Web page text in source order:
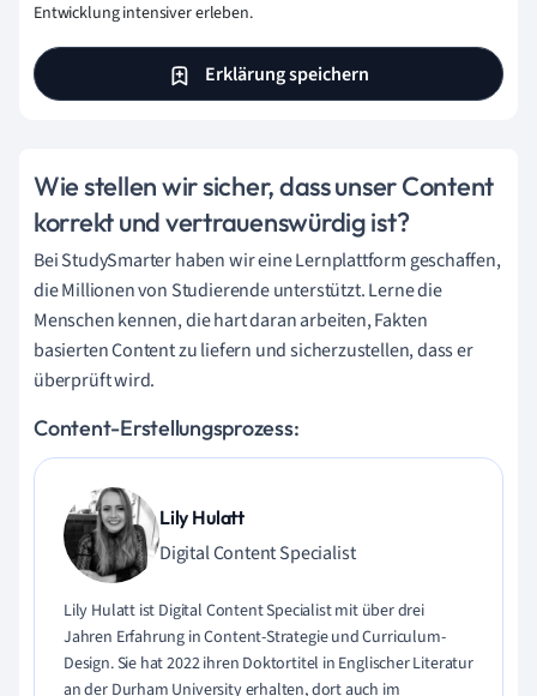
Entwicklung intensiver erleben.
Erklärung speichern
Wie stellen wir sicher, dass unser Content
korrekt und vertrauenswürdig ist?
Bei StudySmarter haben wir eine Lernplattform geschaffen,
die Millionen von Studierende unterstützt. Lerne die
Menschen kennen, die hart daran arbeiten, Fakten
basierten Content zu liefern und sicherzustellen, dass er
überprüft wird.
Content-Erstellungsprozess:
Lily Hulatt
Digital Content Specialist
Lily Hulatt ist Digital Content Specialist mit über drei
Jahren Erfahrung in Content-Strategie und Curriculum-
Design. Sie hat 2022 ihren Doktortitel in Englischer Literatur
an der Durham University erhalten, dort auch im